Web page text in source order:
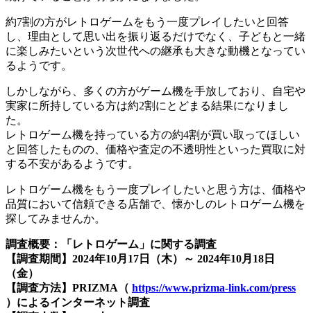
約7割の方がレトロゲームをもう一度プレイしたいと回答
し、理由として思い出を振り返るだけでなく、子どもと一緒
に楽しみたいという次世代への継承も大きな動機となってい
るようです。
しかしながら、多くの方がゲーム機を手放しており、自宅や
実家に所持している方は約2割にとどまる結果になりまし
た。
レトロゲーム機を持っている方の約4割が買い取ってほしい
と回答したものの、価格や査定の不透明性といった買取に対
する不安があるようです。
レトロゲーム機をもう一度プレイしたいと思う方は、価格や
品質において信頼できる店舗で、懐かしのレトロゲーム機を
探してみませんか。
調査概要：「レトロゲーム」に関する調査
【調査期間】2024年10月17日（木）～ 2024年10月18日
（金）
【調査方法】PRIZMA（ https://www.prizma-link.com/press
）によるインターネット調査